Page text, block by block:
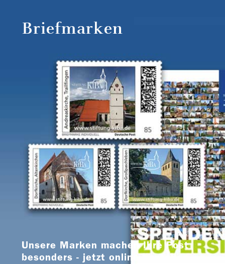
Briefmarken
Unsere Marken machen Ihre Post
besonders - jetzt online bestellen